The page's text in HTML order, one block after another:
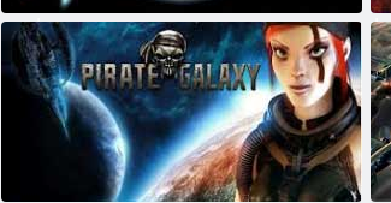
האר פון די גאַלאַקסי